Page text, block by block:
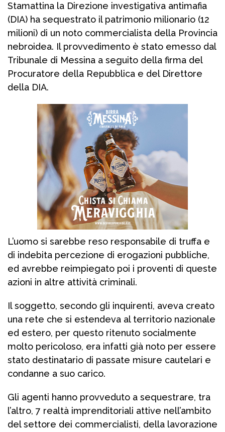
Stamattina la Direzione investigativa antimafia
(DIA) ha sequestrato il patrimonio milionario (12
milioni) di un noto commercialista della Provincia
nebroidea. Il provvedimento è stato emesso dal
Tribunale di Messina a seguito della firma del
Procuratore della Repubblica e del Direttore
della DIA.
L’uomo si sarebbe reso responsabile di truffa e
di indebita percezione di erogazioni pubbliche,
ed avrebbe reimpiegato poi i proventi di queste
azioni in altre attività criminali.
Il soggetto, secondo gli inquirenti, aveva creato
una rete che si estendeva al territorio nazionale
ed estero, per questo ritenuto socialmente
molto pericoloso, era infatti già noto per essere
stato destinatario di passate misure cautelari e
condanne a suo carico.
Gli agenti hanno provveduto a sequestrare, tra
l’altro, 7 realtà imprenditoriali attive nell’ambito
del settore dei commercialisti, della lavorazione